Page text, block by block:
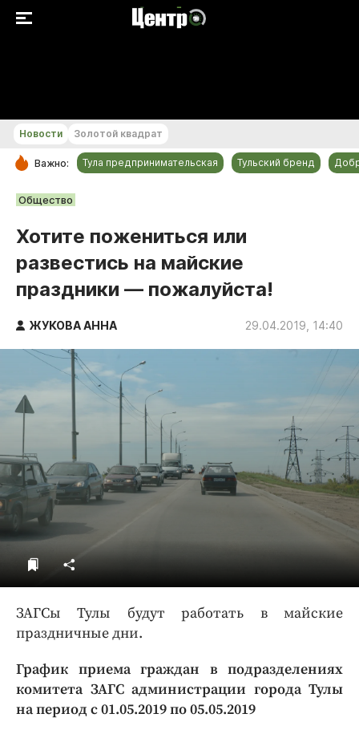
РУБРИКИ
Происшествия
Спорт
Тульский бренд
Тула предпринимательская
ДоброЦентр
Голодный шпион
Новости Золотой квадрат
Важно: Тула предпринимательская Тульский бренд
Общество
Хотите пожениться или
развестись на майские
праздники — пожалуйста!
ЖУКОВА АННА 29.04.2019, 14:40
ЗАГСы Тулы будут работать в майские
праздничные дни.
График приема граждан в подразделениях
комитета ЗАГС администрации города Тулы
на период с 01.05.2019 по 05.05.2019